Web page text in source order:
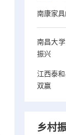
南康家具
南昌大
振兴
江西泰
双赢
乡村